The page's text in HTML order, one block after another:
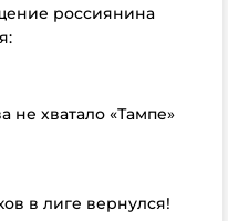
россиянина
не хватало «Тампе»
в лиге вернулся!